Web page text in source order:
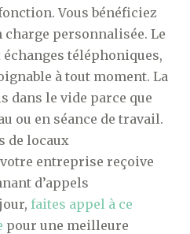
Vous bénéficiez
charge personnalisée. Le
téléphoniques,
à tout moment. La
dans le vide parce que
ou en séance de travail.
de locaux
entreprise reçoive
d’appels
faites appel à ce
pour une meilleure